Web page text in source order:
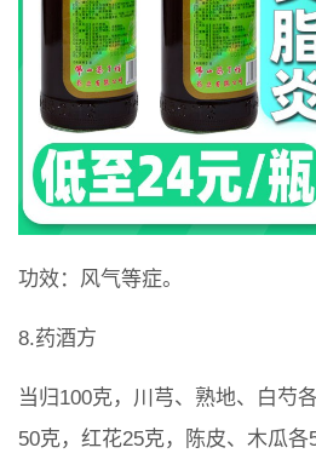
功效：风气等症。
8.药酒方
当归100克，川芎、熟地、白芍
50克，红花25克，陈皮、木瓜各